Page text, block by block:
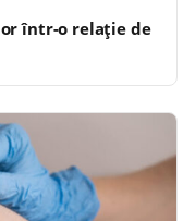
într-o relație de